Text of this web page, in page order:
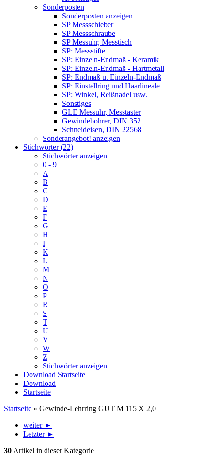
Sonderposten
Sonderposten anzeigen
SP Messschieber
SP Messschraube
SP Messuhr, Messtisch
SP: Messstifte
SP: Einzeln-Endmaß - Keramik
SP: Einzeln-Endmaß - Hartmetall
SP: Endmaß u. Einzeln-Endmaß
SP: Einstellring und Haarlineale
SP: Winkel, Reißnadel usw.
Sonstiges
GLE Messuhr, Messtaster
Gewindebohrer, DIN 352
Schneideisen, DIN 22568
Sonderangebot! anzeigen
Stichwörter (22)
Stichwörter anzeigen
0 - 9
A
B
C
D
E
F
G
H
I
K
L
M
N
O
P
R
S
T
U
V
W
Z
Stichwörter anzeigen
Download Startseite
Download
Startseite
Startseite » Gewinde-Lehrring GUT M 115 X 2,0
weiter ►
Letzter ►|
30 Artikel in dieser Kategorie